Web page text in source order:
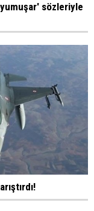
sözleriyle